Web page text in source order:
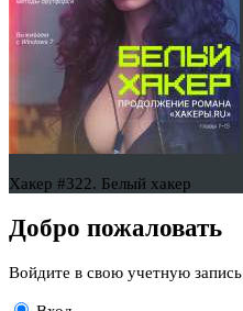
Хакер #322. Белый хакер
Добро пожаловать
Войдите в свою учетную запись